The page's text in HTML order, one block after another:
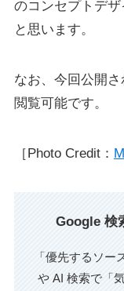
のコンセプトデ
と思います。
なお、今回公開
閲覧可能です。
［Photo Credit：
Google 検
「優先するソ
や AI 検索で「